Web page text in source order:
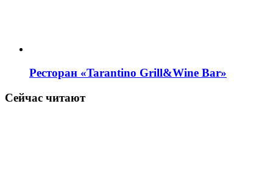
Ресторан «Tarantino Grill&Wine Bar»
Сейчас читают